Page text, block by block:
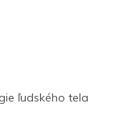
ľudského tela